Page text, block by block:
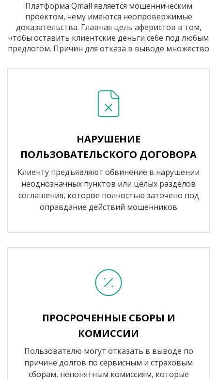
Платформа Qmall является мошенническим
проектом, чему имеются неопровержимые
доказательства. Главная цель аферистов в том,
чтобы оставить клиентские деньги себе под любым
предлогом. Причин для отказа в выводе множество
НАРУШЕНИЕ
ПОЛЬЗОВАТЕЛЬСКОГО ДОГОВОРА
Клиенту предъявляют обвинение в нарушении
неоднозначных пунктов или целых разделов
соглашения, которое полностью заточено под
оправдание действий мошенников
ПРОСРОЧЕННЫЕ СБОРЫ И
КОМИССИИ
Пользователю могут отказать в выводе по
причине долгов по сервисным и страховым
сборам, непонятным комиссиям, которые